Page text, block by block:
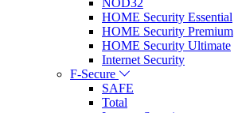
HOME Security Essential
HOME Security Premium
HOME Security Ultimate
Internet Security
F-Secure
SAFE
Total